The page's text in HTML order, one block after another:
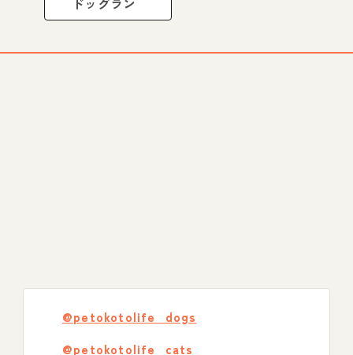
@petokotolife_dogs
@petokotolife_cats